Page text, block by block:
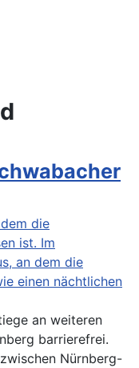
an weiteren
barrierefrei.
Nürnberg-